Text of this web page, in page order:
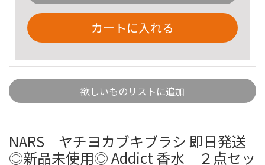
カートに入れる
欲しいものリストに追加
NARS ヤチヨカブキブラシ 即日発送
◎新品未使用◎ Addict 香水 ２点セッ